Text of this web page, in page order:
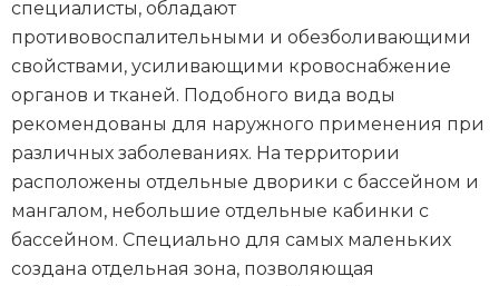
специалисты, обладают
противовоспалительными и обезболивающими
свойствами, усиливающими кровоснабжение
органов и тканей. Подобного вида воды
рекомендованы для наружного применения при
различных заболеваниях. На территории
расположены отдельные дворики с бассейном и
мангалом, небольшие отдельные кабинки с
бассейном. Специально для самых маленьких
создана отдельная зона, позволяющая